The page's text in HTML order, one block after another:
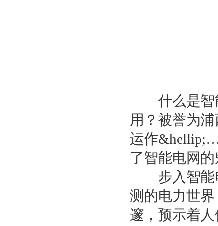
什么是智能
用？被誉为
运作
了智能电网
步入智能电
测的电力世
邃，预示着